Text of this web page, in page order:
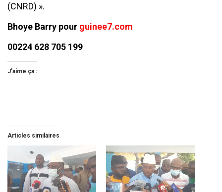
(CNRD) ».
Bhoye Barry pour guinee7.com
00224 628 705 199
J’aime ça :
Articles similaires